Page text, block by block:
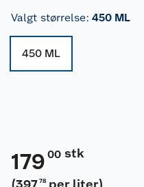
Valgt størrelse: 450 ML
450 ML
179 00 stk
(397 78 per liter)